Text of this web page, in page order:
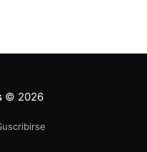
© 2026